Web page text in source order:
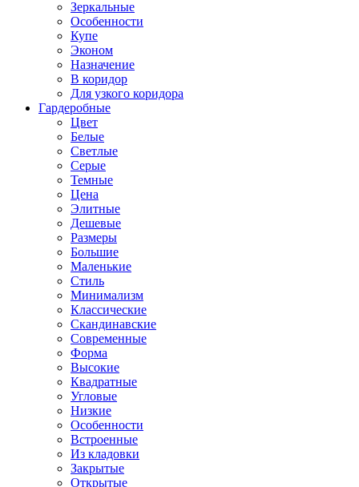
Зеркальные
Особенности
Купе
Эконом
Назначение
В коридор
Для узкого коридора
Гардеробные
Цвет
Белые
Светлые
Серые
Темные
Цена
Элитные
Дешевые
Размеры
Большие
Маленькие
Стиль
Минимализм
Классические
Скандинавские
Современные
Форма
Высокие
Квадратные
Угловые
Низкие
Особенности
Встроенные
Из кладовки
Закрытые
Открытые